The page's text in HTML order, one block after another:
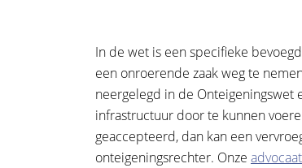
In de wet is een specifieke
een onroerende zaak weg te
neergelegd in de
infrastructuur door te kunnen
geaccepteerd, dan kan een
onteigeningsrechter. Onze